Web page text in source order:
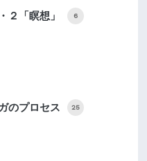
２「瞑想」 6
のプロセス 25